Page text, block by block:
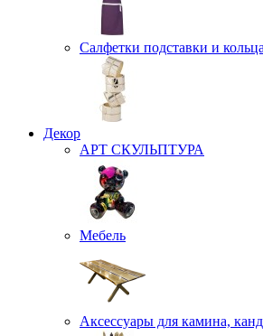
Салфетки подставки и кольца
Декор
АРТ СКУЛЬПТУРА
Мебель
Аксессуары для камина,